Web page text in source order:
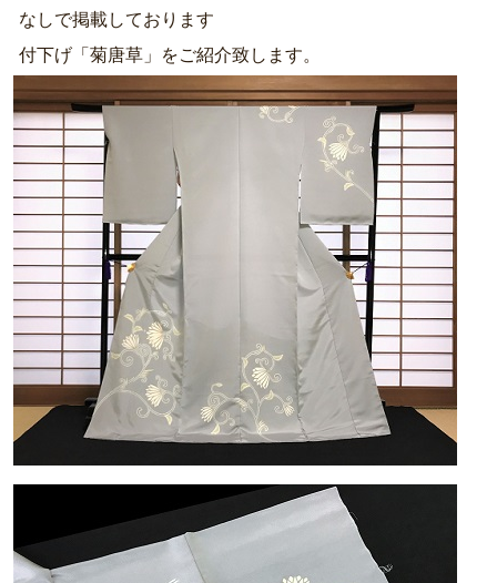
なしで掲載しております
付下げ「菊唐草」をご紹介致します。